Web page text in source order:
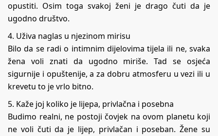
opustiti. Osim toga svakoj ženi je drago čuti da je
ugodno društvo.
4. Uživa naglas u njezinom mirisu
Bilo da se radi o intimnim dijelovima tijela ili ne, svaka
žena voli znati da ugodno miriše. Tad se osjeća
sigurnije i opuštenije, a za dobru atmosferu u vezi ili u
krevetu to je vrlo bitno.
5. Kaže joj koliko je lijepa, privlačna i posebna
Budimo realni, ne postoji čovjek na ovom planetu koji
ne voli čuti da je lijep, privlačan i poseban. Žene su